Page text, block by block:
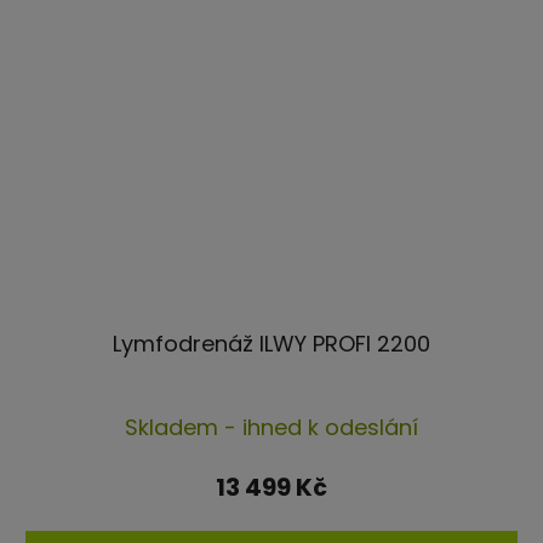
Lymfodrenáž ILWY PROFI 2200
hodnocení
produktu
Skladem - ihned k odeslání
13 499 Kč